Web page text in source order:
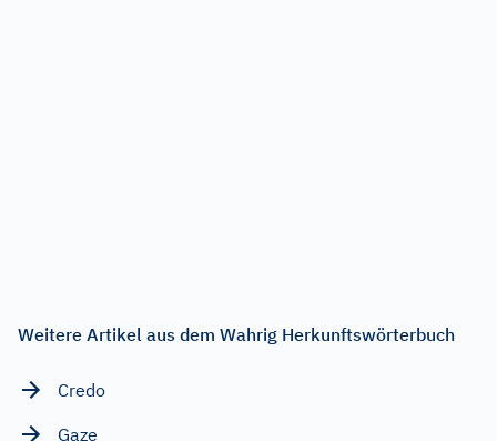
Weitere Artikel aus dem Wahrig Herkunftswörterbuch
Credo
Gaze